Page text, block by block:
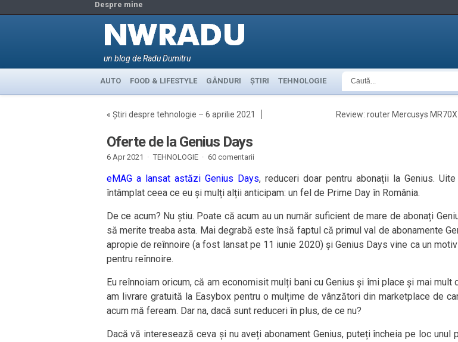
Despre mine
un blog de Radu Dumitru
AUTO FOOD & LIFESTYLE GÂNDURI ȘTIRI TEHNOLOGIE
« Știri despre tehnologie – 6 aprilie 2021
Review: router Mercusys MR70X
Oferte de la Genius Days
6 Apr 2021 · TEHNOLOGIE· 60 comentarii
eMAG a lansat astăzi Genius Days, reduceri doar pentru abonații la Genius.
întâmplat ceea ce eu și mulți alții anticipam: un fel de Prime Day în România.
De ce acum? Nu știu. Poate că acum au un număr suficient de mare de abonați
să merite treaba asta. Mai degrabă este însă faptul că primul val de abonamente
apropie de reînnoire (a fost lansat pe 11 iunie 2020) și Genius Days vine ca un
pentru reînnoire.
Eu reînnoiam oricum, că am economisit mulți bani cu Genius și îmi place și mai mult
am livrare gratuită la Easybox pentru o mulțime de vânzători din marketplace de
acum mă feream. Dar na, dacă sunt reduceri în plus, de ce nu?
Dacă vă interesează ceva și nu aveți abonament Genius, puteți încheia pe loc unul